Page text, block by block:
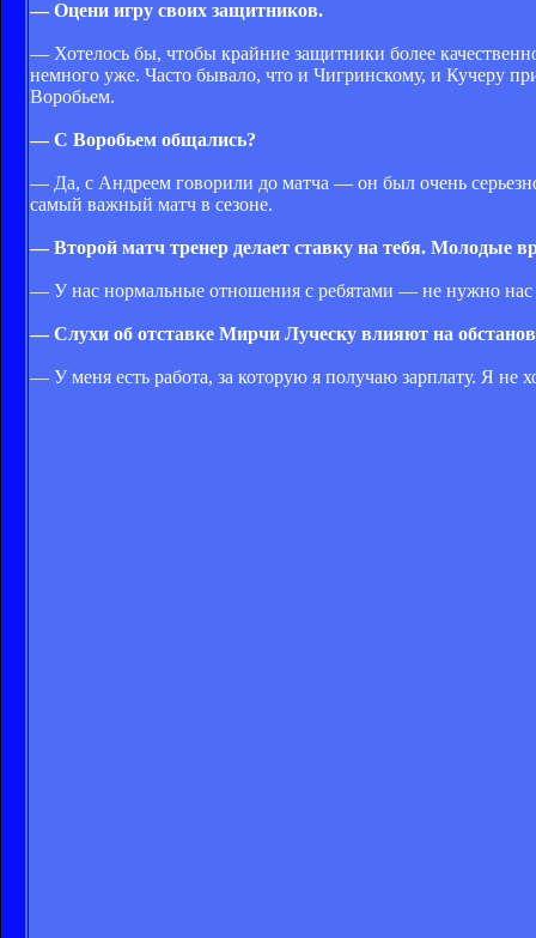
— Оцени игру своих защитников.
— Хотелось бы, чтобы крайние защитники более
немного уже. Часто бывало, что и Чигринскому, и Кучеру
Воробьем.
— С Воробьем общались?
— Да, с Андреем говорили до матча — он был очень
самый важный матч в сезоне.
— Второй матч тренер делает ставку на тебя. Молодые
— У нас нормальные отношения с ребятами — не нужно нас
— Слухи об отставке Мирчи Луческу влияют на
— У меня есть работа, за которую я получаю зарплату. Я не